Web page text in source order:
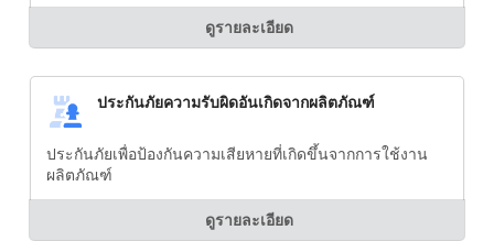
ดูรายละเอียด
ประกันภัยความรับผิดอันเกิดจากผลิตภัณฑ์
ประกันภัยเพื่อป้องกันความเสียหายที่เกิดขึ้นจากการใช้งาน
ผลิตภัณฑ์
ดูรายละเอียด